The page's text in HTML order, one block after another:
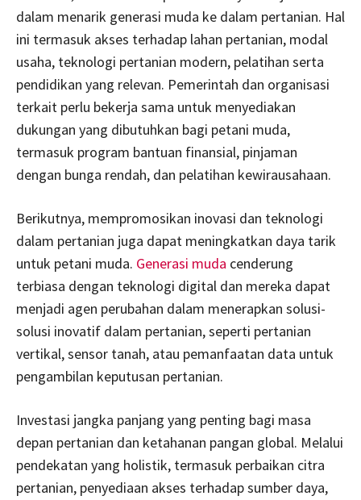
dalam menarik generasi muda ke dalam pertanian. Hal
ini termasuk akses terhadap lahan pertanian, modal
usaha, teknologi pertanian modern, pelatihan serta
pendidikan yang relevan. Pemerintah dan organisasi
terkait perlu bekerja sama untuk menyediakan
dukungan yang dibutuhkan bagi petani muda,
termasuk program bantuan finansial, pinjaman
dengan bunga rendah, dan pelatihan kewirausahaan.
Berikutnya, mempromosikan inovasi dan teknologi
dalam pertanian juga dapat meningkatkan daya tarik
untuk petani muda. Generasi muda cenderung
terbiasa dengan teknologi digital dan mereka dapat
menjadi agen perubahan dalam menerapkan solusi-
solusi inovatif dalam pertanian, seperti pertanian
vertikal, sensor tanah, atau pemanfaatan data untuk
pengambilan keputusan pertanian.
Investasi jangka panjang yang penting bagi masa
depan pertanian dan ketahanan pangan global. Melalui
pendekatan yang holistik, termasuk perbaikan citra
pertanian, penyediaan akses terhadap sumber daya,